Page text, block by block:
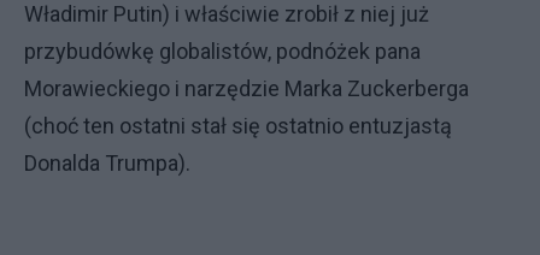
Władimir Putin) i właściwie zrobił z niej już
przybudówkę globalistów, podnóżek pana
Morawieckiego i narzędzie Marka Zuckerberga
(choć ten ostatni stał się ostatnio entuzjastą
Donalda Trumpa).